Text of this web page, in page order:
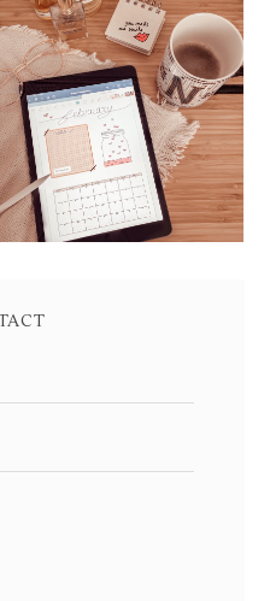
╳ FREEBIE - BULLET
JOURNAL DIGITAL 2021
(EXTRAIT)